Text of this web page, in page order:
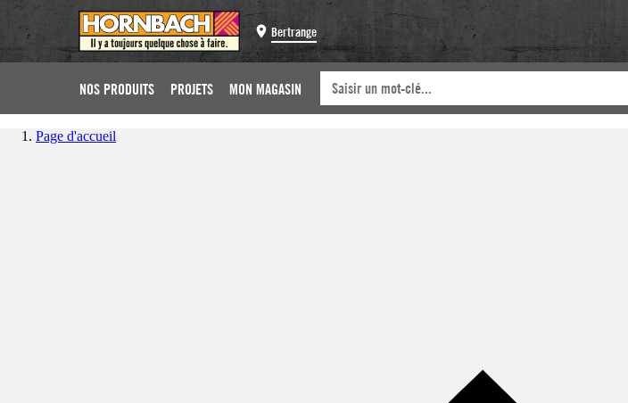
Bertrange
NOS PRODUITS PROJETS MON MAGASIN
Page d'accueil